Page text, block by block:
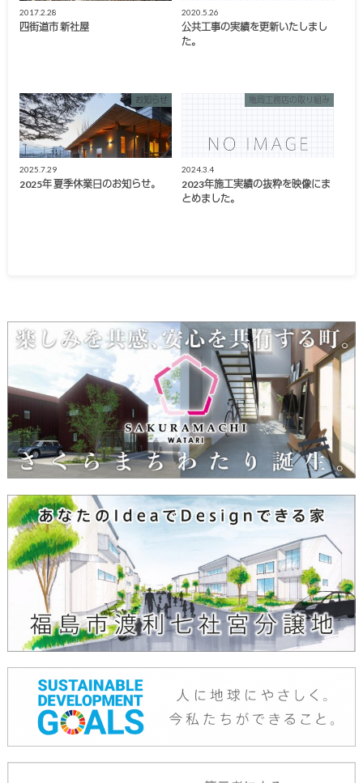
2017.2.28
四街道市 新社屋
2020.5.26
公共工事の実績を更新いたしまし
た。
お知らせ
2025.7.29
2025年 夏季休業日のお知らせ。
亀岡工務店の取り組み
2024.3.4
2023年施工実績の抜粋を映像にま
とめました。